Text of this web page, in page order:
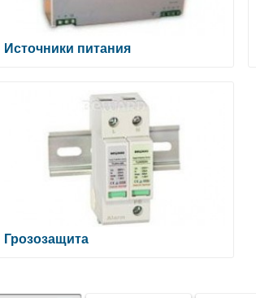
Источники питания
Грозозащита